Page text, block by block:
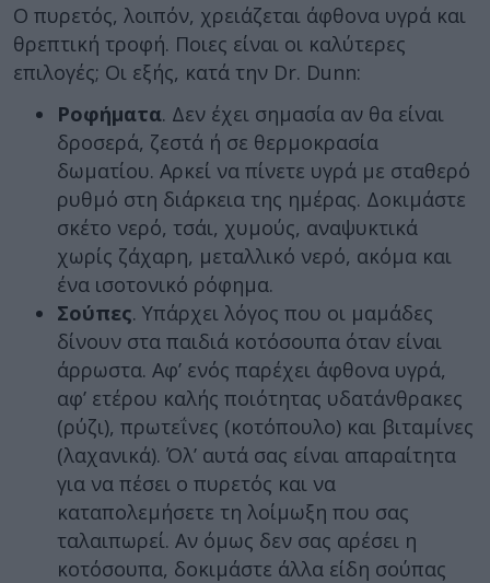
Ο πυρετός, λοιπόν, χρειάζεται άφθονα υγρά και
θρεπτική τροφή. Ποιες είναι οι καλύτερες
επιλογές; Οι εξής, κατά την Dr. Dunn:
Ροφήματα. Δεν έχει σημασία αν θα είναι
δροσερά, ζεστά ή σε θερμοκρασία
δωματίου. Αρκεί να πίνετε υγρά με σταθερό
ρυθμό στη διάρκεια της ημέρας. Δοκιμάστε
σκέτο νερό, τσάι, χυμούς, αναψυκτικά
χωρίς ζάχαρη, μεταλλικό νερό, ακόμα και
ένα ισοτονικό ρόφημα.
Σούπες. Υπάρχει λόγος που οι μαμάδες
δίνουν στα παιδιά κοτόσουπα όταν είναι
άρρωστα. Αφ’ ενός παρέχει άφθονα υγρά,
αφ’ ετέρου καλής ποιότητας υδατάνθρακες
(ρύζι), πρωτεΐνες (κοτόπουλο) και βιταμίνες
(λαχανικά). Όλ’ αυτά σας είναι απαραίτητα
για να πέσει ο πυρετός και να
καταπολεμήσετε τη λοίμωξη που σας
ταλαιπωρεί. Αν όμως δεν σας αρέσει η
κοτόσουπα, δοκιμάστε άλλα είδη σούπας